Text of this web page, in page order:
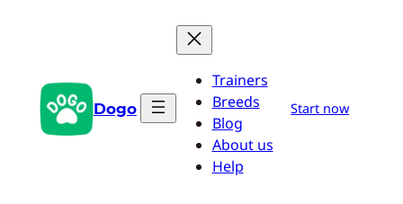
Dogo
Trainers
Breeds
Blog
About us
Help
Start now